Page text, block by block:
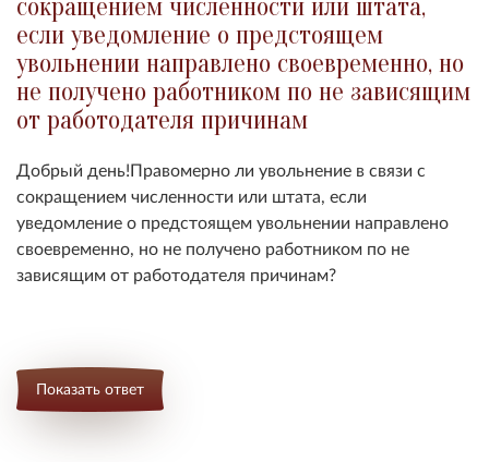
сокращением численности или штата,
если уведомление о предстоящем
увольнении направлено своевременно, но
не получено работником по не зависящим
от работодателя причинам
Добрый день!Правомерно ли увольнение в связи с
сокращением численности или штата, если
уведомление о предстоящем увольнении направлено
своевременно, но не получено работником по не
зависящим от работодателя причинам?
Показать ответ